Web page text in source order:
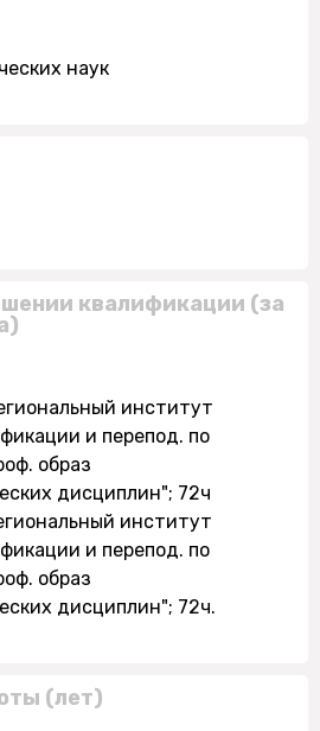
наук
квалификации (за
институт
и перепод. по
образ
дисциплин"; 72ч
институт
и перепод. по
образ
дисциплин"; 72ч.
(лет)